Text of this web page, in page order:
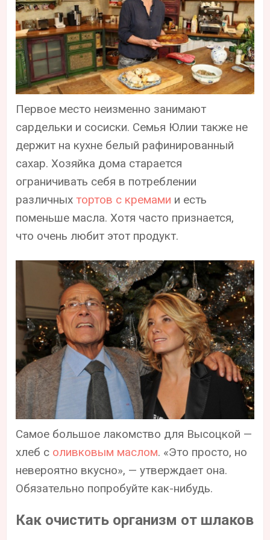
Первое место неизменно занимают
сардельки и сосиски. Семья Юлии также не
держит на кухне белый рафинированный
сахар. Хозяйка дома старается
ограничивать себя в потреблении
различныхтортов с кремами и есть
поменьше масла. Хотя часто признается,
что очень любит этот продукт.
Самое большое лакомство для Высоцкой —
хлеб с оливковым маслом. «Это просто, но
невероятно вкусно», — утверждает она.
Обязательно попробуйте как-нибудь.
Как очистить организм от шлаков